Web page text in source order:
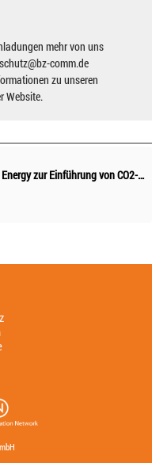
mehr von uns
comm.de
zu unseren
Website.
Korean Air kooperiert mit SK Energy zur Einführung von CO2-neutralem Kerosin